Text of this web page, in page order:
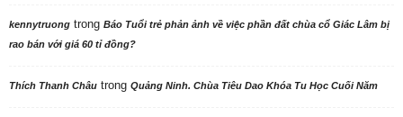
kennytruong trong Báo Tuổi trẻ phản ảnh về việc phần đất chùa cổ Giác Lâm bị
rao bán với giá 60 tỉ đồng?
Thích Thanh Châu trong Quảng Ninh. Chùa Tiêu Dao Khóa Tu Học Cuối Năm